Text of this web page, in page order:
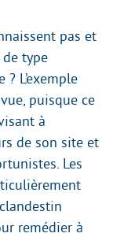
pas et
de type
L’exemple
puisque ce
à
de son site et
Les
remédier à